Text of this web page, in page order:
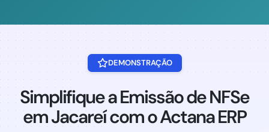
DEMONSTRAÇÃO
Simplifique a Emissão de NFSe
em Jacareí com o Actana ERP